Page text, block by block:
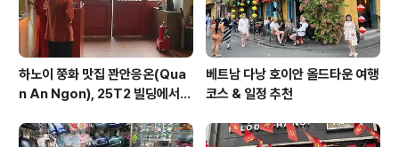
하노이 쭝화 맛집 꽌안응온(Qua
n An Ngon), 25T2 빌딩에서
베트남 다낭 호이안 올드타운 여행
코스 & 일정 추천